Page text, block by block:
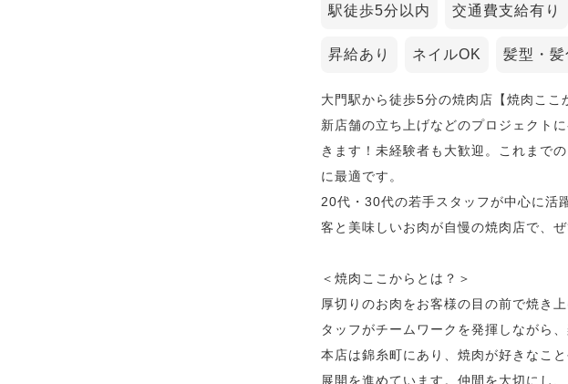
駅徒歩5分以内 交通費支給有り
昇給あり ネイルOK 髪型・髪
大門駅から徒歩5分の焼肉店【焼肉ここ
新店舗の立ち上げなどのプロジェクト
きます！未経験者も大歓迎。これまで
に最適です。
20代・30代の若手スタッフが中心に活
客と美味しいお肉が自慢の焼肉店で、
＜焼肉ここからとは？＞
厚切りのお肉をお客様の目の前で焼き
タッフがチームワークを発揮しながら
本店は錦糸町にあり、焼肉が好きなこ
展開を進めています。仲間を大切にし